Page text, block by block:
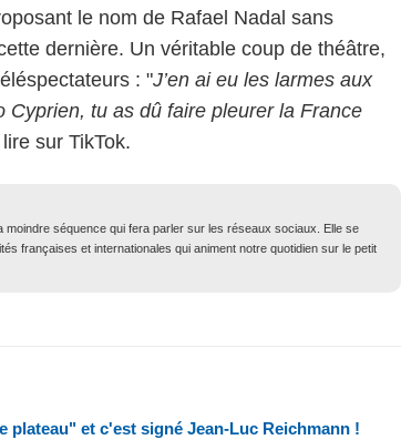
le nom de Rafael Nadal sans
dernière. Un véritable coup de théâtre,
: "J’en ai eu les larmes aux
Cyprien, tu as dû faire pleurer la France
sur TikTok.
moindre séquence qui fera parler sur les réseaux sociaux. Elle se
françaises et internationales qui animent notre quotidien sur le petit
plateau" et c'est signé Jean-Luc Reichmann !